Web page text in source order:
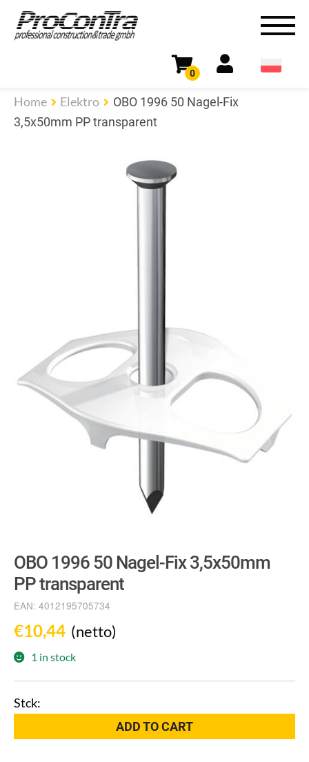
0
Home Elektro
OBO 1996 50 Nagel-Fix
3,5x50mm PP transparent
OBO 1996 50 Nagel-Fix 3,5x50mm
PP transparent
EAN: 4012195705734
€10,44 (netto)
1 in stock
1996
ADD TO CART